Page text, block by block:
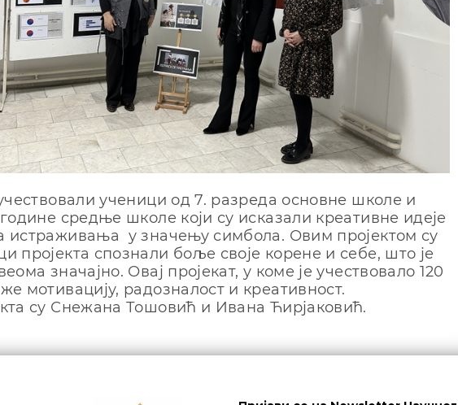
ученици од 7. разреда основне школе и
средње школе који су исказали креативне идеје
истраживања у значењу симбола. Овим пројектом су
пројекта спознали боље своје корене и себе, што је
значајно. Овај пројекат, у коме је учествовало 120
мотивацију, радозналост и креативност.
су Снежана Тошовић и Ивана Ћирјаковић.